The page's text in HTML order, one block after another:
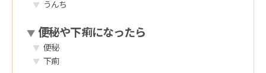
うんち
便秘や下痢になったら
便秘
下痢